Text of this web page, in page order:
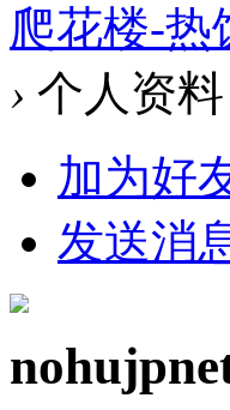
爬花楼-热
› 个人资料
加为好
发送消